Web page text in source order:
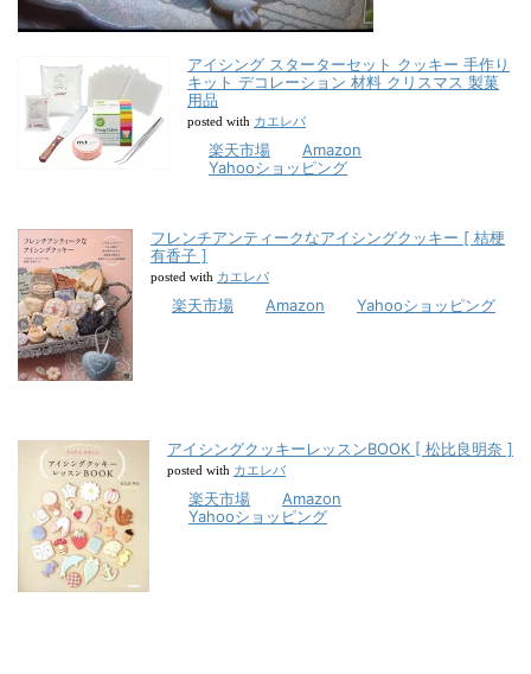
アイシング スターターセット クッキー 手作り
キット デコレーション 材料 クリスマス 製菓
用品
posted with カエレバ
楽天市場
Amazon
Yahooショッピング
フレンチアンティークなアイシングクッキー [ 桔梗
有香子 ]
posted with カエレバ
楽天市場 Amazon Yahooショッピング
アイシングクッキーレッスンBOOK [ 松比良明奈 ]
posted with カエレバ
楽天市場
Amazon
Yahooショッピング